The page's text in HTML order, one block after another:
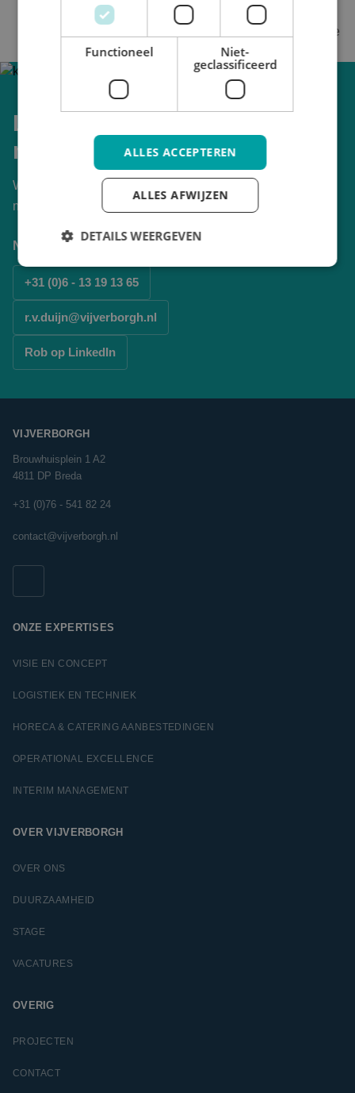
Mogelijkheid om nadien als onderdeel van ons
operational excellence team bij te dragen aan lopende
projecten binnen Vijverborgh.
Liever persoonlijk contact
met Vijverborgh?
Wil je persoonlijk schakelen met Vijverborgh over de
mogelijkheden voor jouw organisatie?
Neem contact op met Rob van Duijn
+31 (0)6 - 13 19 13 65
r.v.duijn@vijverborgh.nl
Rob op LinkedIn
VIJVERBORGH
Brouwhuisplein 1 A2
4811 DP Breda
+31 (0)76 - 541 82 24
contact@vijverborgh.nl
ONZE EXPERTISES
VISIE EN CONCEPT
LOGISTIEK EN TECHNIEK
HORECA & CATERING AANBESTEDINGEN
OPERATIONAL EXCELLENCE
INTERIM MANAGEMENT
OVER VIJVERBORGH
OVER ONS
DUURZAAMHEID
STAGE
VACATURES
OVERIG
PROJECTEN
CONTACT
Functioneel
Niet-
geclassificeerd
ALLES ACCEPTEREN
ALLES AFWIJZEN
DETAILS WEERGEVEN